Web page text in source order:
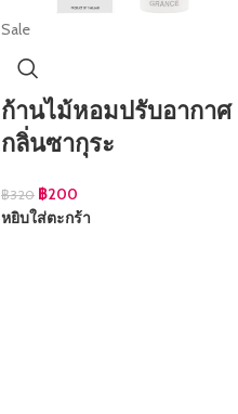
Sale
ก้านไม้หอมปรับอากาศ
กลิ่นซากุระ
฿320 ฿200
หยิบใส่ตะกร้า